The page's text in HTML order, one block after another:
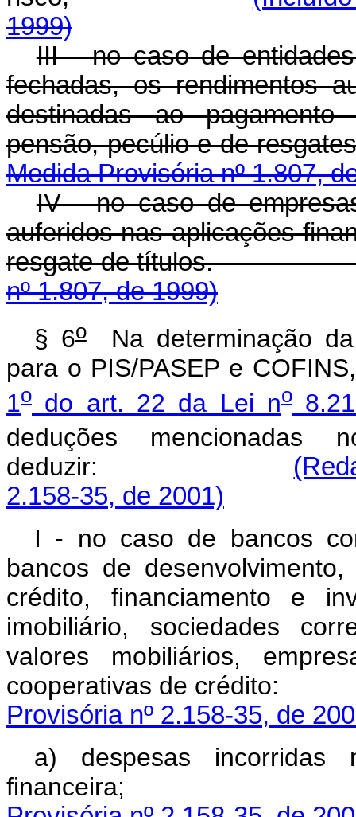
1999)
III - no caso de
fechadas, os rendimentos
destinadas ao
pensão, pecúlio
Medida Provisória nº 1.807,
IV - no caso de
auferidos nas aplicações
resgate de
nº 1.807, de 1999)
§ 6oNa determinação da
para o PIS/PASEP e
1o do art. 22 da Lei no
deduções
deduzir:
2.158-35, de 2001)
I - no caso de bancos
bancos de
crédito, financiamento e
imobiliário, sociedades
valores mobiliários,
cooperativas de
Provisória nº 2.158-35, de
a) despesas incorridas